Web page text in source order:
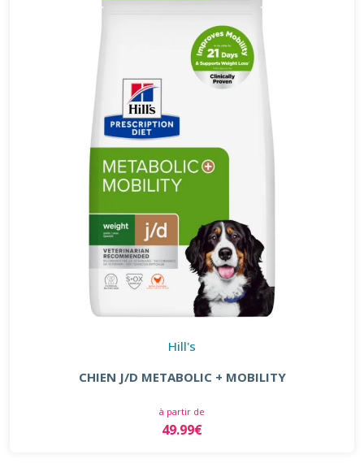
Hill's
CHIEN J/D METABOLIC + MOBILITY
à partir de
49.99€